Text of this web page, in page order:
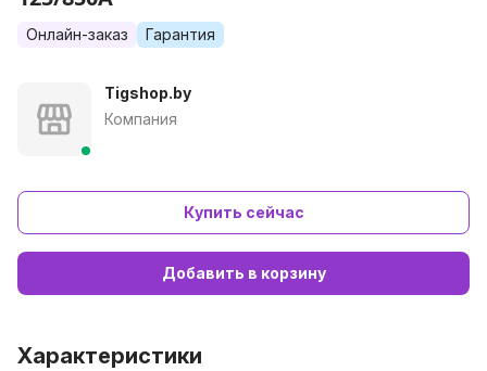
Онлайн-заказ Гарантия
Tigshop.by
Компания
Купить сейчас
Добавить в корзину
Характеристики